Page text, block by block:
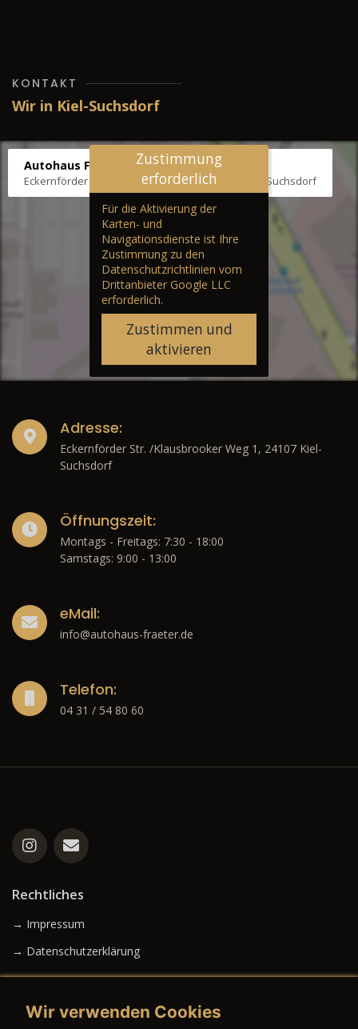
KONTAKT
Wir in Kiel-Suchsdorf
Autohaus Fräter
Eckernförder Str. /Klausbrooker Weg 1, 24107 Kiel-Suchsdorf
Zustimmung
erforderlich
Für die Aktivierung der
Karten- und
Navigationsdienste ist Ihre
Zustimmung zu den
Datenschutzrichtlinien vom
Drittanbieter Google LLC
erforderlich.
Zustimmen und
aktivieren
Adresse:
Eckernförder Str. /Klausbrooker Weg 1, 24107 Kiel-
Suchsdorf
Öffnungszeit:
Montags - Freitags: 7:30 - 18:00
Samstags: 9:00 - 13:00
eMail:
info@autohaus-fraeter.de
Telefon:
04 31 / 54 80 60
Rechtliches
→ Impressum
→ Datenschutzerklärung
Wir verwenden Cookies